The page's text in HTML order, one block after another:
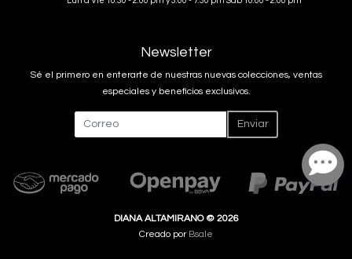
Newsletter
Sé el primero en enterarte de nuestras nuevas colecciones, ventas
especiales y beneficios exclusivos.
Enviar
DIANA ALTAMIRANO © 2026
Creado por Bsale